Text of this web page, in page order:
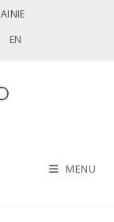
EN
MENU